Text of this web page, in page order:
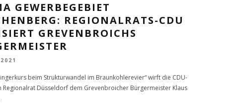
GEWERBEGEBIET
REGIONALRATS-CDU
GREVENBROICHS
beim Strukturwandel im Braunkohlerevier“ wirft die CDU-
Regionalrat Düsseldorf dem Grevenbroicher Bürgermeister Klaus